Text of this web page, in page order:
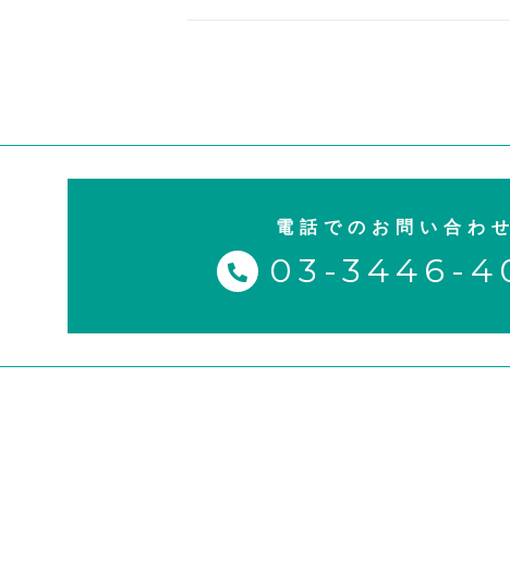
電話でのお問い合わせ
03-3446-